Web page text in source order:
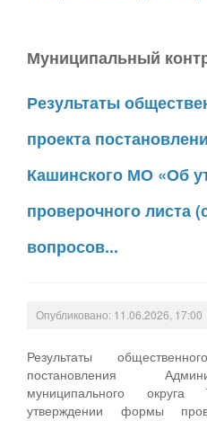
Муниципальный
Результаты
проекта
Кашинского МО «Об
проверочного листа
вопросов...
Опубликовано: 11.06.2026, 17:00
Результаты
постановления
муниципального
утверждении формы